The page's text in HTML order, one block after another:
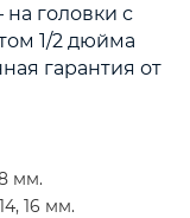
головки с
1/2 дюйма
гарантия от
мм.
16 мм.